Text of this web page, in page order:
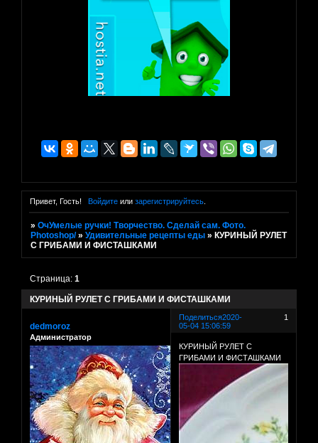
Привет, Гость! Войдитеили зарегистрируйтесь.
»ОчУмелые ручки! Творчество. Сделай сам. Фото.
Photoshop/ »Удивительные рецепты еды » КУРИНЫЙ РУЛЕТ
С ГРИБАМИ И ФИСТАШКАМИ
КУРИНЫЙ РУЛЕТ С ГРИБАМИ И ФИСТАШКАМИ
Страница:1
Поделиться 1
2020-
05-04 15:06:59
dedmoroz
Администратор
КУРИНЫЙ РУЛЕТ С
ГРИБАМИ И ФИСТАШКАМИ